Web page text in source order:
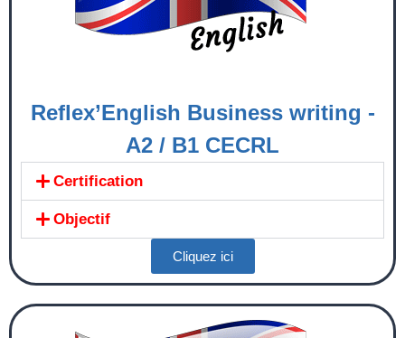
Reflex’English Business writing -
A2 / B1 CECRL
Certification
Objectif
Cliquez ici